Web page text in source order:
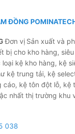
ĐỒNG
Đơn vị Sản xuất và
bị cho kho hàng,
kệ kho hàng, kệ
kệ trung tải, kệ
kệ tôn đột lỗ, kệ
nhất thị trường khu
038